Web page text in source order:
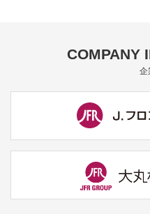
COMPANY
企